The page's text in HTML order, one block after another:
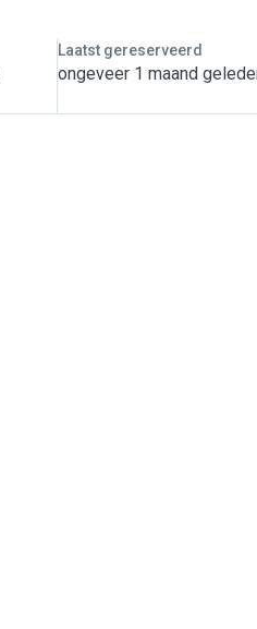
Laatst gereserveerd
ongeveer 1 maand